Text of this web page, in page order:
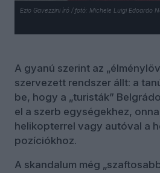
Ezio Gavezzini író / fotó: Michele Luigi Edoardo
A gyanú szerint az
szervezett rendszer állt: a
be, hogy a „turisták”
el a szerb egységekhez,
helikopterrel vagy autóval a
pozíciókhoz.
A skandalum még